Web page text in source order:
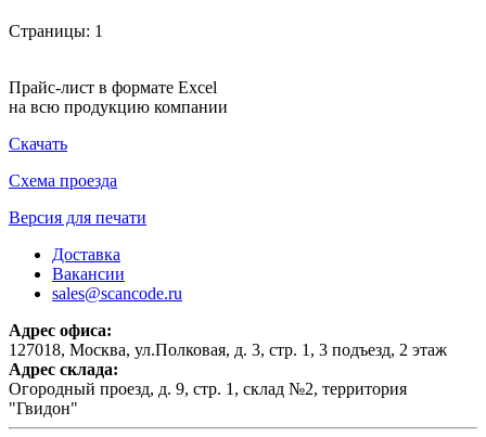
Страницы: 1
Прайс-лист в формате Excel
на всю продукцию компании
Скачать
Схема проезда
Версия для печати
Доставка
Вакансии
sales@scancode.ru
Адрес офиса:
127018, Москва, ул.Полковая, д. 3, стр. 1, 3 подъезд, 2 этаж
Адрес склада:
Огородный проезд, д. 9, стр. 1, склад №2, территория
"Гвидон"